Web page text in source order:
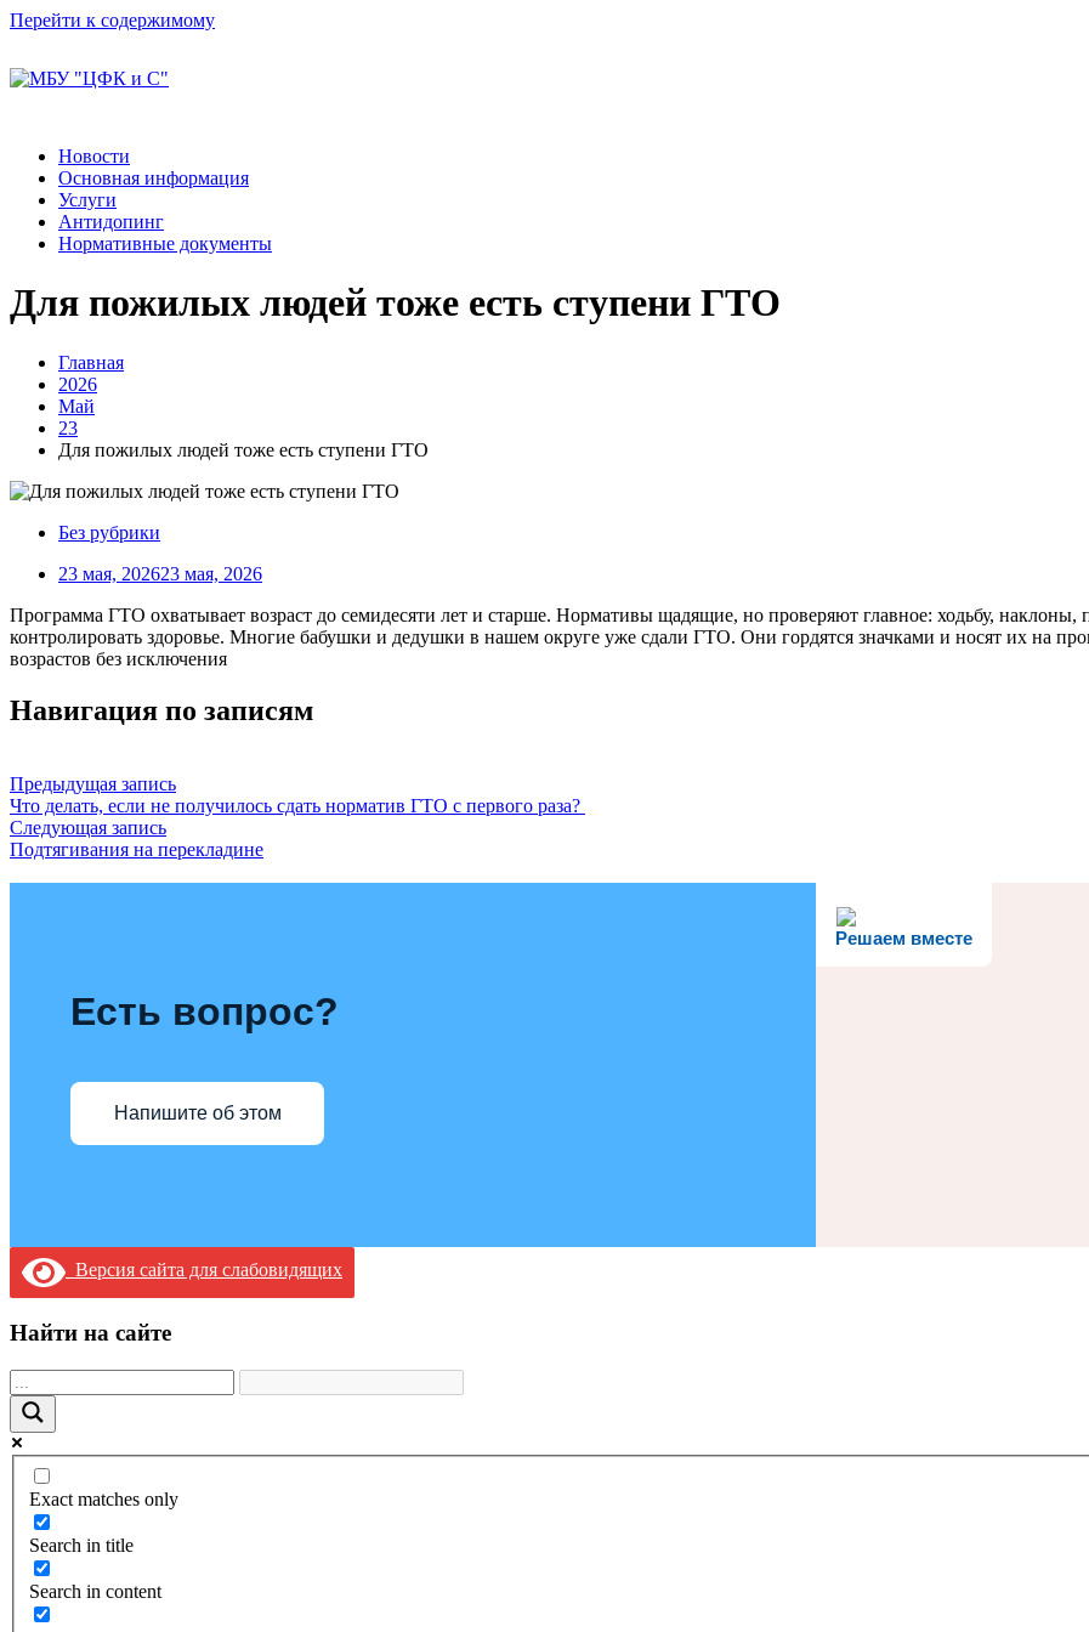
Перейти к содержимому
Новости
Основная информация
Услуги
Антидопинг
Нормативные документы
Для пожилых людей тоже есть ступени ГТО
Главная
2026
Май
23
Для пожилых людей тоже есть ступени ГТО
Без рубрики
23 мая, 202623 мая, 2026
Программа ГТО охватывает возраст до семидесяти лет и старше. Нормативы щадящие, но проверяют главное: ходьбу, наклоны,
контролировать здоровье. Многие бабушки и дедушки в нашем округе уже сдали ГТО. Они гордятся значками и носят их на
возрастов без исключения
Навигация по записям
Предыдущая запись
Что делать, если не получилось сдать норматив ГТО с первого раза?
Следующая запись
Подтягивания на перекладине
Решаем вместе
Есть вопрос?
Напишите об этом
Версия сайта для слабовидящих
Найти на сайте
Exact matches only
Search in title
Search in content